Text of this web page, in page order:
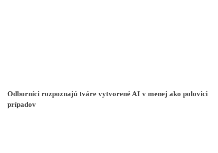
Odborníci rozpoznajú tváre vytvorené AI v menej ako polovici
prípadov